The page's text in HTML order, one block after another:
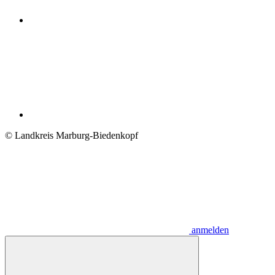
© Landkreis Marburg-Biedenkopf
anmelden